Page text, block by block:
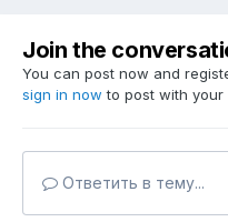
Join the
You can post now and
sign in now to post with your
Ответить в тему...